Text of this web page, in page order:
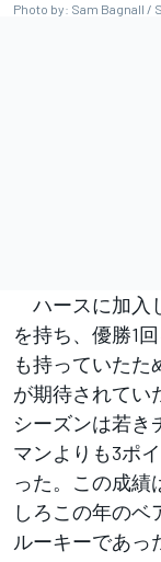
Photo by: Sam Bagnall /
ハースに加入
を持ち、優勝1
も持っていたた
が期待されてい
シーズンは若き
マンよりも3ポ
った。この成績
しろこの年のベ
ルーキーであっ